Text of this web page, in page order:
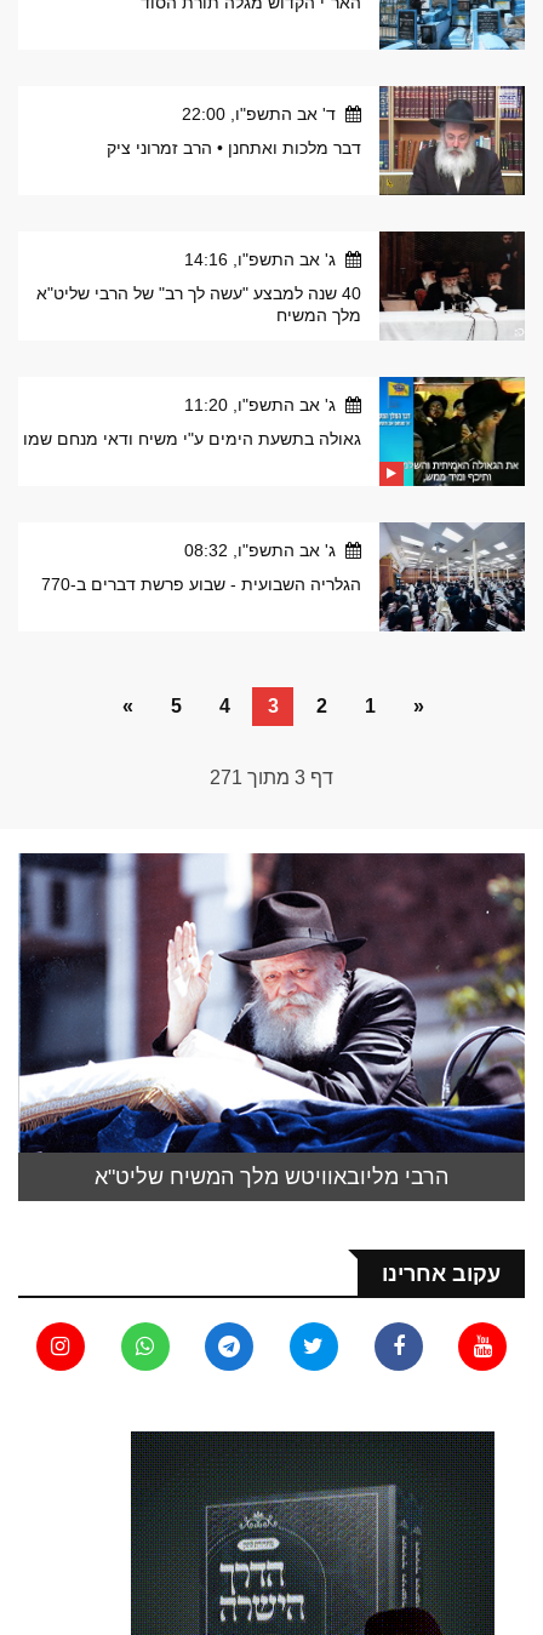
ד' אב התשפ"ו, 22:00
דבר מלכות ואתחנן • הרב זמרוני ציק
ג' אב התשפ"ו, 14:16
40 שנה למבצע "עשה לך רב" של הרבי שליט"א
מלך המשיח
ג' אב התשפ"ו, 11:20
גאולה בתשעת הימים ע"י משיח ודאי מנחם שמו
ג' אב התשפ"ו, 08:32
הגלריה השבועית - שבוע פרשת דברים ב-770
«
1
2
3
4
5
»
דף 3 מתוך 271
הרבי מליובאוויטש מלך המשיח שליט"א
עקוב אחרינו